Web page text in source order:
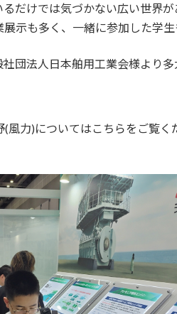
だけでは気づかない広い世界
示も多く、一緒に参加した学
団法人日本舶用工業会様より
風力)についてはこちらをご覧く